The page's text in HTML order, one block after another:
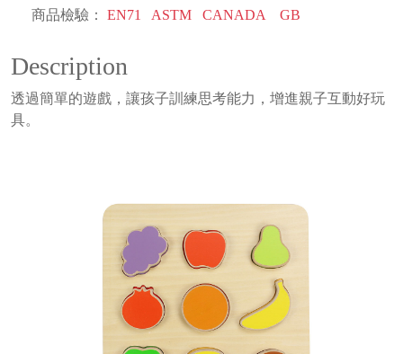
商品檢驗： EN71 ASTM CANADA GB
Description
透過簡單的遊戲，讓孩子訓練思考能力，增進親子互動好玩
具。